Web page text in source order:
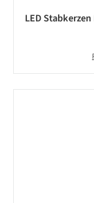
LED